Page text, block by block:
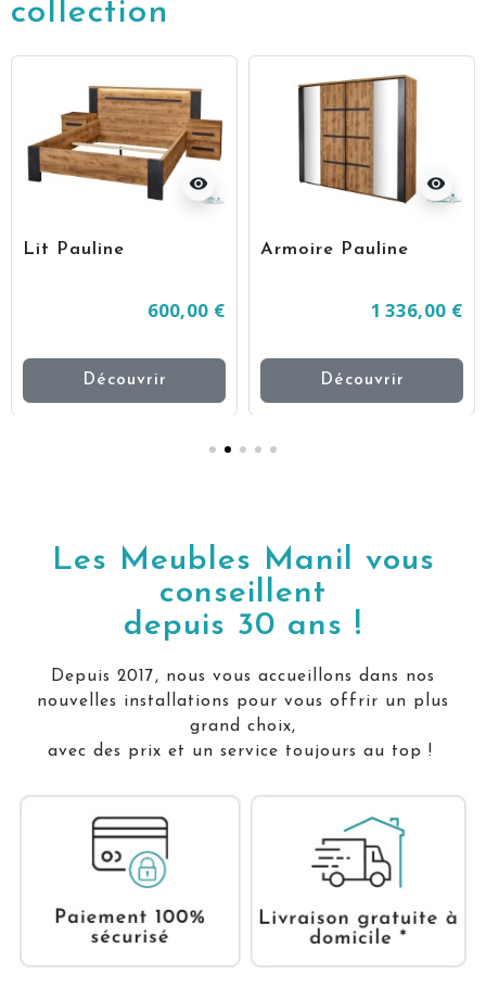
collection
visibility
Lit Pauline
600,00 €
Découvrir
visibility
Armoire Pauline
1 336,00 €
Découvrir
Les Meubles Manil vous
conseillent
depuis 30 ans !
Depuis 2017, nous vous accueillons dans nos
nouvelles installations pour vous offrir un plus
grand choix,
avec des prix et un service toujours au top !